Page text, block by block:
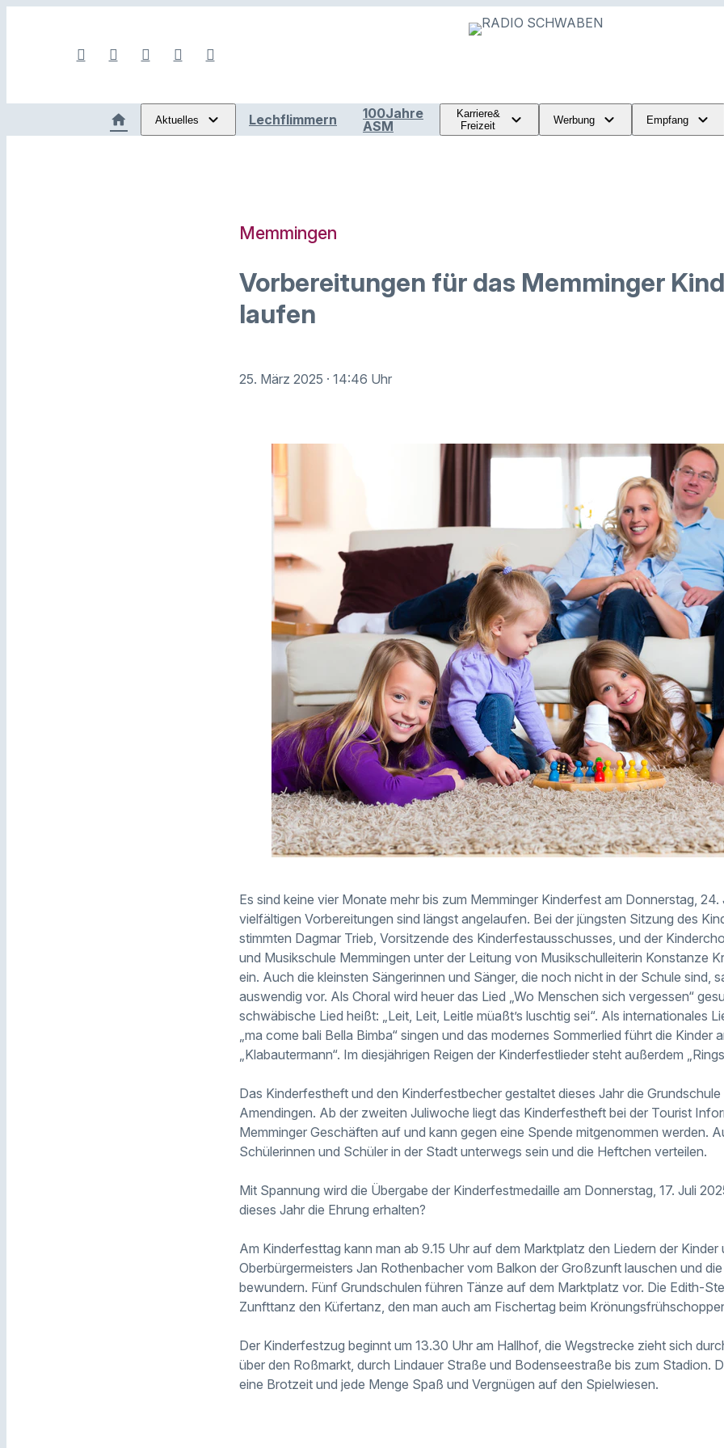
Aktuelles Lechflimmern
100Jahre
ASM
Karriere&
Freizeit
Werbung Empfang
Memmingen
Vorbereitungen für das Memminger
laufen
25. März 2025 · 14:46 Uhr
Es sind keine vier Monate mehr bis zum Memminger Kinderfest am Donnerstag, 24.
vielfältigen Vorbereitungen sind längst angelaufen. Bei der jüngsten Sitzung des
stimmten Dagmar Trieb, Vorsitzende des Kinderfestausschusses, und der
und Musikschule Memmingen unter der Leitung von Musikschulleiterin Konstanze
ein. Auch die kleinsten Sängerinnen und Sänger, die noch nicht in der Schule sind,
auswendig vor. Als Choral wird heuer das Lied „Wo Menschen sich vergessen“
schwäbische Lied heißt: „Leit, Leit, Leitle müaßt’s luschtig sei“. Als internationales
„ma come bali Bella Bimba“ singen und das modernes Sommerlied führt die Kinder
„Klabautermann“. Im diesjährigen Reigen der Kinderfestlieder steht außerdem
Das Kinderfestheft und den Kinderfestbecher gestaltet dieses Jahr die
Amendingen. Ab der zweiten Juliwoche liegt das Kinderfestheft bei der Tourist
Memminger Geschäften auf und kann gegen eine Spende mitgenommen werden.
Schülerinnen und Schüler in der Stadt unterwegs sein und die Heftchen verteilen.
Mit Spannung wird die Übergabe der Kinderfestmedaille am Donnerstag, 17. Juli
dieses Jahr die Ehrung erhalten?
Am Kinderfesttag kann man ab 9.15 Uhr auf dem Marktplatz den Liedern der Kinder
Oberbürgermeisters Jan Rothenbacher vom Balkon der Großzunft lauschen und
bewundern. Fünf Grundschulen führen Tänze auf dem Marktplatz vor. Die Edith-
Zunfttanz den Küfertanz, den man auch am Fischertag beim
Der Kinderfestzug beginnt um 13.30 Uhr am Hallhof, die Wegstrecke zieht sich
über den Roßmarkt, durch Lindauer Straße und Bodenseestraße bis zum Stadion.
eine Brotzeit und jede Menge Spaß und Vergnügen auf den Spielwiesen.